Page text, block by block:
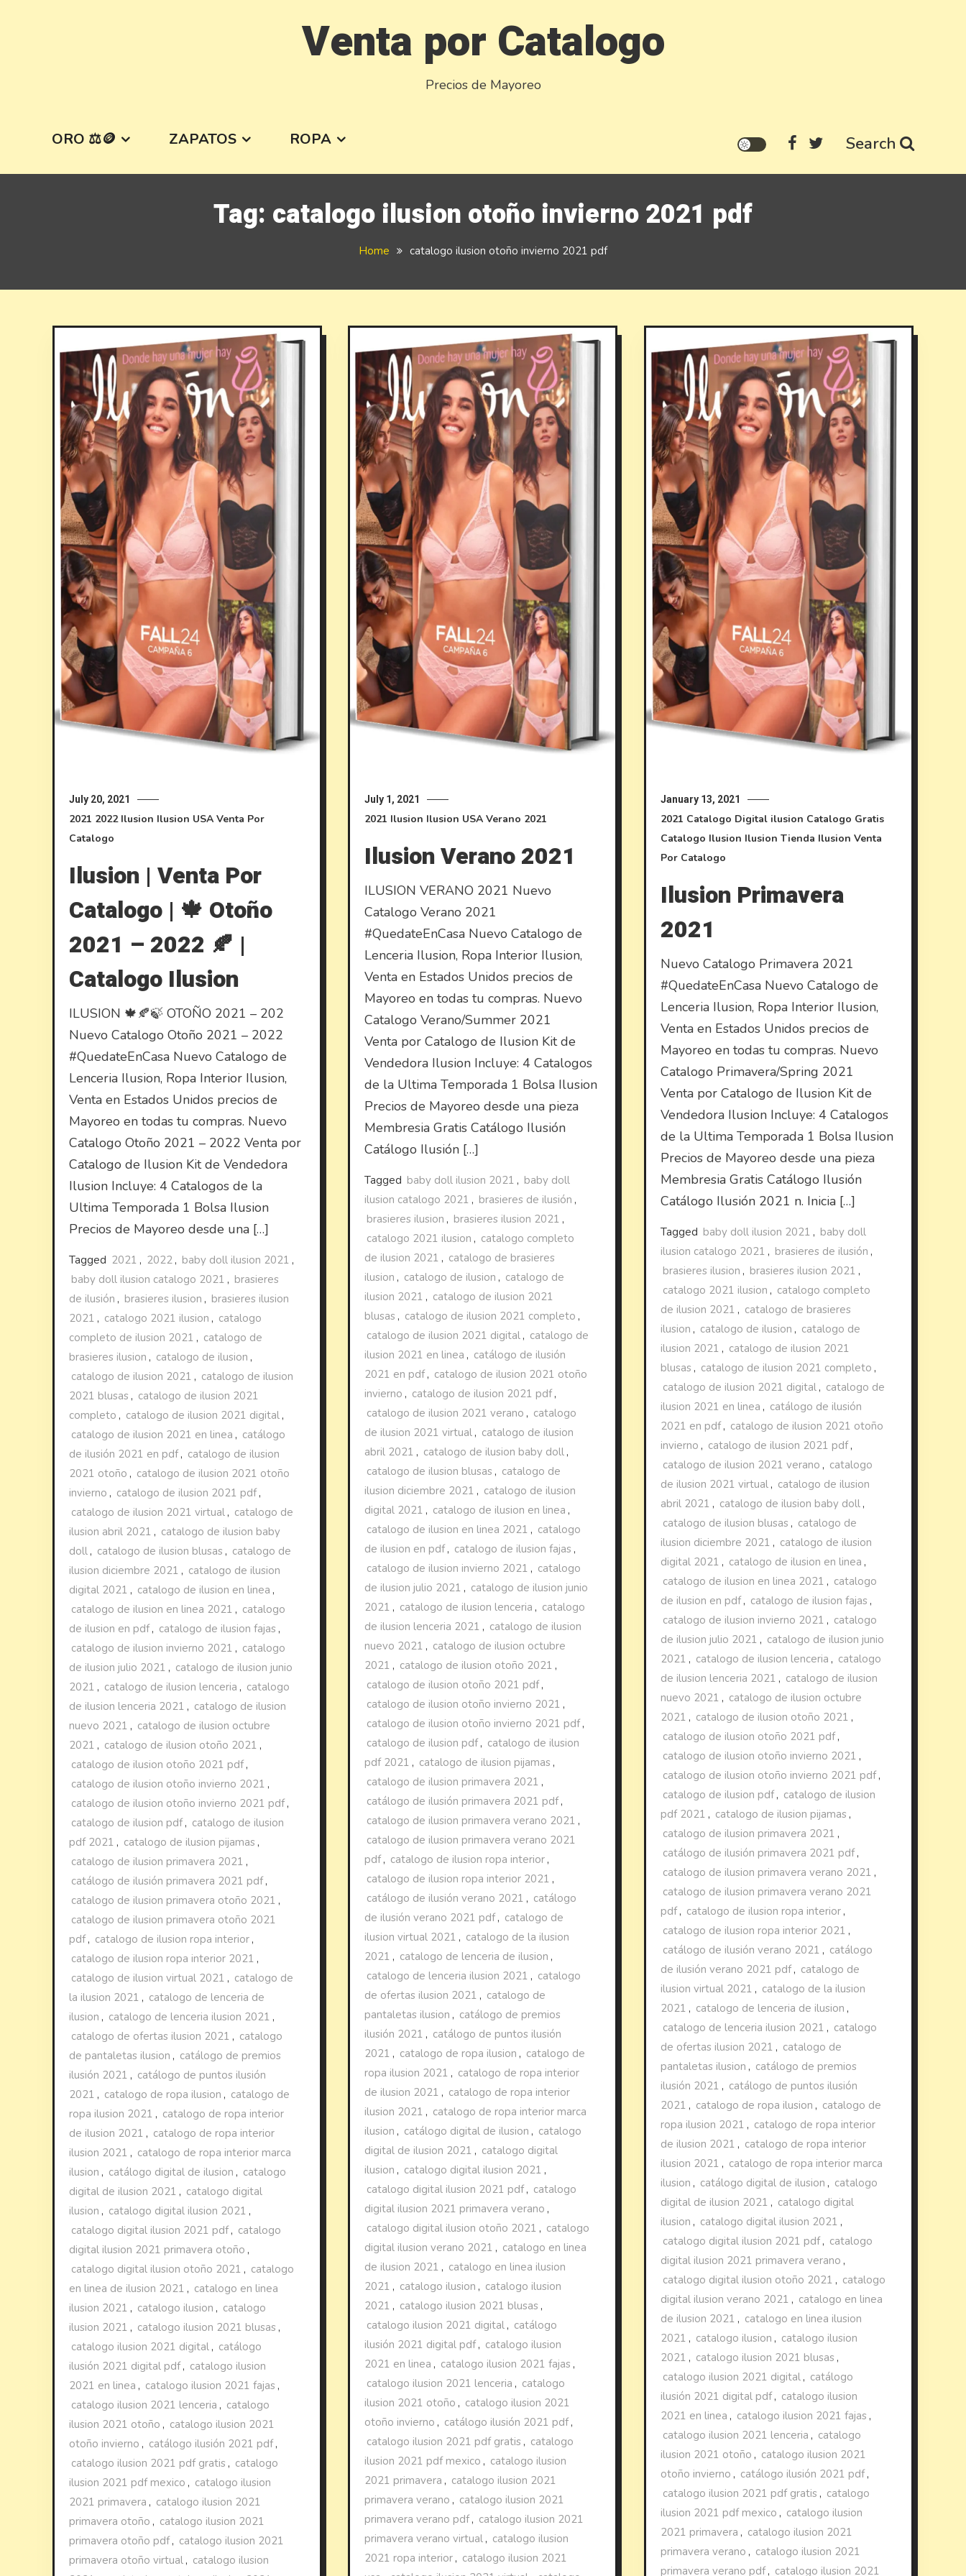
Venta por Catalogo
Precios de Mayoreo
ORO ⚖️🪙 ZAPATOS ROPA Search
Tag: catalogo ilusion otoño invierno 2021 pdf
Home catalogo ilusion otoño invierno 2021 pdf
July 20, 2021
2021 2022 Ilusion Ilusion USA Venta Por
Catalogo
Ilusion | Venta Por
Catalogo | 🍁 Otoño
2021 – 2022 🍂 |
Catalogo Ilusion
ILUSION 🍁🍂🍃 OTOÑO 2021 – 202
Nuevo Catalogo Otoño 2021 – 2022
#QuedateEnCasa Nuevo Catalogo de
Lenceria Ilusion, Ropa Interior Ilusion,
Venta en Estados Unidos precios de
Mayoreo en todas tu compras. Nuevo
Catalogo Otoño 2021 – 2022 Venta por
Catalogo de Ilusion Kit de Vendedora
Ilusion Incluye: 4 Catalogos de la
Ultima Temporada 1 Bolsa Ilusion
Precios de Mayoreo desde una […]
Tagged 2021 , 2022 , baby doll ilusion 2021 ,
baby doll ilusion catalogo 2021 , brasieres
de ilusión , brasieres ilusion , brasieres ilusion
2021 , catalogo 2021 ilusion , catalogo
completo de ilusion 2021 , catalogo de
brasieres ilusion , catalogo de ilusion ,
catalogo de ilusion 2021 , catalogo de ilusion
2021 blusas , catalogo de ilusion 2021
completo , catalogo de ilusion 2021 digital ,
catalogo de ilusion 2021 en linea , catálogo
de ilusión 2021 en pdf, catalogo de ilusion
2021 otoño , catalogo de ilusion 2021 otoño
invierno , catalogo de ilusion 2021 pdf,
catalogo de ilusion 2021 virtual , catalogo de
ilusion abril 2021 , catalogo de ilusion baby
doll , catalogo de ilusion blusas , catalogo de
ilusion diciembre 2021 , catalogo de ilusion
digital 2021 , catalogo de ilusion en linea ,
catalogo de ilusion en linea 2021 , catalogo
de ilusion en pdf, catalogo de ilusion fajas ,
catalogo de ilusion invierno 2021 , catalogo
de ilusion julio 2021 , catalogo de ilusion junio
2021 , catalogo de ilusion lenceria , catalogo
de ilusion lenceria 2021 , catalogo de ilusion
nuevo 2021 , catalogo de ilusion octubre
2021 , catalogo de ilusion otoño 2021 ,
catalogo de ilusion otoño 2021 pdf,
catalogo de ilusion otoño invierno 2021 ,
catalogo de ilusion otoño invierno 2021 pdf,
catalogo de ilusion pdf, catalogo de ilusion
pdf 2021 , catalogo de ilusion pijamas ,
catalogo de ilusion primavera 2021 ,
catálogo de ilusión primavera 2021 pdf,
catalogo de ilusion primavera otoño 2021 ,
catalogo de ilusion primavera otoño 2021
pdf, catalogo de ilusion ropa interior ,
catalogo de ilusion ropa interior 2021 ,
catalogo de ilusion virtual 2021 , catalogo de
la ilusion 2021 , catalogo de lenceria de
ilusion , catalogo de lenceria ilusion 2021 ,
catalogo de ofertas ilusion 2021 , catalogo
de pantaletas ilusion , catálogo de premios
ilusión 2021 , catálogo de puntos ilusión
2021 , catalogo de ropa ilusion , catalogo de
ropa ilusion 2021 , catalogo de ropa interior
de ilusion 2021 , catalogo de ropa interior
ilusion 2021 , catalogo de ropa interior marca
ilusion , catálogo digital de ilusion , catalogo
digital de ilusion 2021 , catalogo digital
ilusion , catalogo digital ilusion 2021 ,
catalogo digital ilusion 2021 pdf, catalogo
digital ilusion 2021 primavera otoño ,
catalogo digital ilusion otoño 2021 , catalogo
en linea de ilusion 2021 , catalogo en linea
ilusion 2021 , catalogo ilusion , catalogo
ilusion 2021 , catalogo ilusion 2021 blusas ,
catalogo ilusion 2021 digital , catálogo
ilusión 2021 digital pdf, catalogo ilusion
2021 en linea , catalogo ilusion 2021 fajas ,
catalogo ilusion 2021 lenceria , catalogo
ilusion 2021 otoño , catalogo ilusion 2021
otoño invierno , catálogo ilusión 2021 pdf,
catalogo ilusion 2021 pdf gratis , catalogo
ilusion 2021 pdf mexico , catalogo ilusion
2021 primavera , catalogo ilusion 2021
primavera otoño , catalogo ilusion 2021
primavera otoño pdf, catalogo ilusion 2021
primavera otoño virtual , catalogo ilusion
July 1, 2021
2021 Ilusion Ilusion USA Verano 2021
Ilusion Verano 2021
ILUSION VERANO 2021 Nuevo
Catalogo Verano 2021
#QuedateEnCasa Nuevo Catalogo de
Lenceria Ilusion, Ropa Interior Ilusion,
Venta en Estados Unidos precios de
Mayoreo en todas tu compras. Nuevo
Catalogo Verano/Summer 2021
Venta por Catalogo de Ilusion Kit de
Vendedora Ilusion Incluye: 4 Catalogos
de la Ultima Temporada 1 Bolsa Ilusion
Precios de Mayoreo desde una pieza
Membresia Gratis Catálogo Ilusión
Catálogo Ilusión […]
Tagged baby doll ilusion 2021 , baby doll
ilusion catalogo 2021 , brasieres de ilusión ,
brasieres ilusion , brasieres ilusion 2021 ,
catalogo 2021 ilusion , catalogo completo
de ilusion 2021 , catalogo de brasieres
ilusion , catalogo de ilusion , catalogo de
ilusion 2021 , catalogo de ilusion 2021
blusas , catalogo de ilusion 2021 completo ,
catalogo de ilusion 2021 digital , catalogo de
ilusion 2021 en linea , catálogo de ilusión
2021 en pdf, catalogo de ilusion 2021 otoño
invierno , catalogo de ilusion 2021 pdf,
catalogo de ilusion 2021 verano , catalogo
de ilusion 2021 virtual , catalogo de ilusion
abril 2021 , catalogo de ilusion baby doll ,
catalogo de ilusion blusas , catalogo de
ilusion diciembre 2021 , catalogo de ilusion
digital 2021 , catalogo de ilusion en linea ,
catalogo de ilusion en linea 2021 , catalogo
de ilusion en pdf, catalogo de ilusion fajas ,
catalogo de ilusion invierno 2021 , catalogo
de ilusion julio 2021 , catalogo de ilusion junio
2021 , catalogo de ilusion lenceria , catalogo
de ilusion lenceria 2021 , catalogo de ilusion
nuevo 2021 , catalogo de ilusion octubre
2021 , catalogo de ilusion otoño 2021 ,
catalogo de ilusion otoño 2021 pdf,
catalogo de ilusion otoño invierno 2021 ,
catalogo de ilusion otoño invierno 2021 pdf,
catalogo de ilusion pdf, catalogo de ilusion
pdf 2021 , catalogo de ilusion pijamas ,
catalogo de ilusion primavera 2021 ,
catálogo de ilusión primavera 2021 pdf,
catalogo de ilusion primavera verano 2021 ,
catalogo de ilusion primavera verano 2021
pdf, catalogo de ilusion ropa interior ,
catalogo de ilusion ropa interior 2021 ,
catálogo de ilusión verano 2021 , catálogo
de ilusión verano 2021 pdf, catalogo de
ilusion virtual 2021 , catalogo de la ilusion
2021 , catalogo de lenceria de ilusion ,
catalogo de lenceria ilusion 2021 , catalogo
de ofertas ilusion 2021 , catalogo de
pantaletas ilusion , catálogo de premios
ilusión 2021 , catálogo de puntos ilusión
2021 , catalogo de ropa ilusion , catalogo de
ropa ilusion 2021 , catalogo de ropa interior
de ilusion 2021 , catalogo de ropa interior
ilusion 2021 , catalogo de ropa interior marca
ilusion , catálogo digital de ilusion , catalogo
digital de ilusion 2021 , catalogo digital
ilusion , catalogo digital ilusion 2021 ,
catalogo digital ilusion 2021 pdf, catalogo
digital ilusion 2021 primavera verano ,
catalogo digital ilusion otoño 2021 , catalogo
digital ilusion verano 2021 , catalogo en linea
de ilusion 2021 , catalogo en linea ilusion
2021 , catalogo ilusion , catalogo ilusion
2021 , catalogo ilusion 2021 blusas ,
catalogo ilusion 2021 digital , catálogo
ilusión 2021 digital pdf, catalogo ilusion
2021 en linea , catalogo ilusion 2021 fajas ,
catalogo ilusion 2021 lenceria , catalogo
ilusion 2021 otoño , catalogo ilusion 2021
otoño invierno , catálogo ilusión 2021 pdf,
catalogo ilusion 2021 pdf gratis , catalogo
ilusion 2021 pdf mexico , catalogo ilusion
2021 primavera , catalogo ilusion 2021
primavera verano , catalogo ilusion 2021
primavera verano pdf, catalogo ilusion 2021
primavera verano virtual , catalogo ilusion
2021 ropa interior , catalogo ilusion 2021
January 13, 2021
2021 Catalogo Digital ilusion Catalogo Gratis
Catalogo Ilusion Ilusion Tienda Ilusion Venta
Por Catalogo
Ilusion Primavera
2021
Nuevo Catalogo Primavera 2021
#QuedateEnCasa Nuevo Catalogo de
Lenceria Ilusion, Ropa Interior Ilusion,
Venta en Estados Unidos precios de
Mayoreo en todas tu compras. Nuevo
Catalogo Primavera/Spring 2021
Venta por Catalogo de Ilusion Kit de
Vendedora Ilusion Incluye: 4 Catalogos
de la Ultima Temporada 1 Bolsa Ilusion
Precios de Mayoreo desde una pieza
Membresia Gratis Catálogo Ilusión
Catálogo Ilusión 2021 n. Inicia […]
Tagged baby doll ilusion 2021 , baby doll
ilusion catalogo 2021 , brasieres de ilusión ,
brasieres ilusion , brasieres ilusion 2021 ,
catalogo 2021 ilusion , catalogo completo
de ilusion 2021 , catalogo de brasieres
ilusion , catalogo de ilusion , catalogo de
ilusion 2021 , catalogo de ilusion 2021
blusas , catalogo de ilusion 2021 completo ,
catalogo de ilusion 2021 digital , catalogo de
ilusion 2021 en linea , catálogo de ilusión
2021 en pdf, catalogo de ilusion 2021 otoño
invierno , catalogo de ilusion 2021 pdf,
catalogo de ilusion 2021 verano , catalogo
de ilusion 2021 virtual , catalogo de ilusion
abril 2021 , catalogo de ilusion baby doll ,
catalogo de ilusion blusas , catalogo de
ilusion diciembre 2021 , catalogo de ilusion
digital 2021 , catalogo de ilusion en linea ,
catalogo de ilusion en linea 2021 , catalogo
de ilusion en pdf, catalogo de ilusion fajas ,
catalogo de ilusion invierno 2021 , catalogo
de ilusion julio 2021 , catalogo de ilusion junio
2021 , catalogo de ilusion lenceria , catalogo
de ilusion lenceria 2021 , catalogo de ilusion
nuevo 2021 , catalogo de ilusion octubre
2021 , catalogo de ilusion otoño 2021 ,
catalogo de ilusion otoño 2021 pdf,
catalogo de ilusion otoño invierno 2021 ,
catalogo de ilusion otoño invierno 2021 pdf,
catalogo de ilusion pdf, catalogo de ilusion
pdf 2021 , catalogo de ilusion pijamas ,
catalogo de ilusion primavera 2021 ,
catálogo de ilusión primavera 2021 pdf,
catalogo de ilusion primavera verano 2021 ,
catalogo de ilusion primavera verano 2021
pdf, catalogo de ilusion ropa interior ,
catalogo de ilusion ropa interior 2021 ,
catálogo de ilusión verano 2021 , catálogo
de ilusión verano 2021 pdf, catalogo de
ilusion virtual 2021 , catalogo de la ilusion
2021 , catalogo de lenceria de ilusion ,
catalogo de lenceria ilusion 2021 , catalogo
de ofertas ilusion 2021 , catalogo de
pantaletas ilusion , catálogo de premios
ilusión 2021 , catálogo de puntos ilusión
2021 , catalogo de ropa ilusion , catalogo de
ropa ilusion 2021 , catalogo de ropa interior
de ilusion 2021 , catalogo de ropa interior
ilusion 2021 , catalogo de ropa interior marca
ilusion , catálogo digital de ilusion , catalogo
digital de ilusion 2021 , catalogo digital
ilusion , catalogo digital ilusion 2021 ,
catalogo digital ilusion 2021 pdf, catalogo
digital ilusion 2021 primavera verano ,
catalogo digital ilusion otoño 2021 , catalogo
digital ilusion verano 2021 , catalogo en linea
de ilusion 2021 , catalogo en linea ilusion
2021 , catalogo ilusion , catalogo ilusion
2021 , catalogo ilusion 2021 blusas ,
catalogo ilusion 2021 digital , catálogo
ilusión 2021 digital pdf, catalogo ilusion
2021 en linea , catalogo ilusion 2021 fajas ,
catalogo ilusion 2021 lenceria , catalogo
ilusion 2021 otoño , catalogo ilusion 2021
otoño invierno , catálogo ilusión 2021 pdf,
catalogo ilusion 2021 pdf gratis , catalogo
ilusion 2021 pdf mexico , catalogo ilusion
2021 primavera , catalogo ilusion 2021
primavera verano , catalogo ilusion 2021
primavera verano pdf, catalogo ilusion 2021